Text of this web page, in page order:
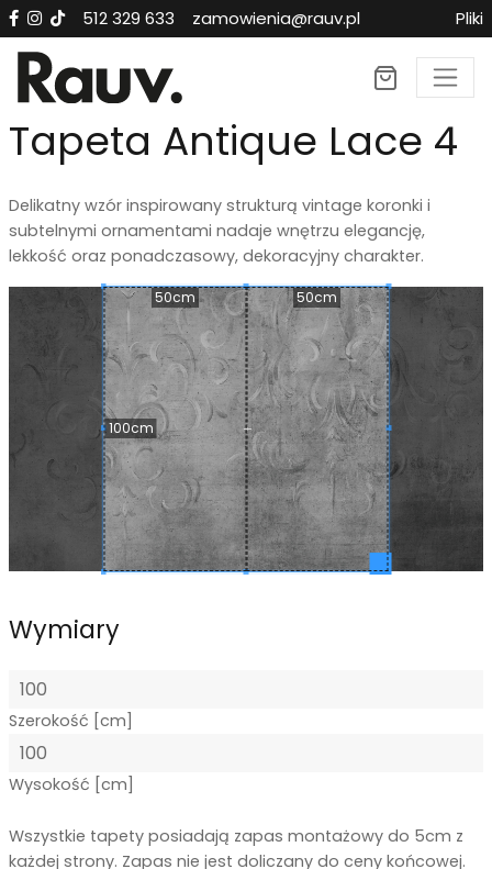
512 329 633 zamowienia@rauv.pl Pliki
Tapeta Antique Lace 4
Delikatny wzór inspirowany strukturą vintage koronki i
subtelnymi ornamentami nadaje wnętrzu elegancję,
lekkość oraz ponadczasowy, dekoracyjny charakter.
50cm
100cm
50cm
Wymiary
Szerokość [cm]
Wysokość [cm]
Wszystkie tapety posiadają zapas montażowy do 5cm z
każdej strony. Zapas nie jest doliczany do ceny końcowej.
×